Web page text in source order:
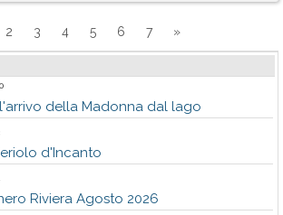
2 3 4 5 6 7 »
della Madonna dal lago
d'Incanto
Riviera Agosto 2026